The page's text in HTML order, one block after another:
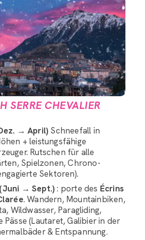
SERRE CHEVALIER
→ April) Schneefall in
+ leistungsfähige
Rutschen für alle
Spielzonen, Chrono-
Sektoren).
→ Sept.) : porte des Écrins
. Wandern, Mountainbiken,
Wildwasser, Paragliding,
Pässe (Lautaret, Galibier in der
& Entspannung.